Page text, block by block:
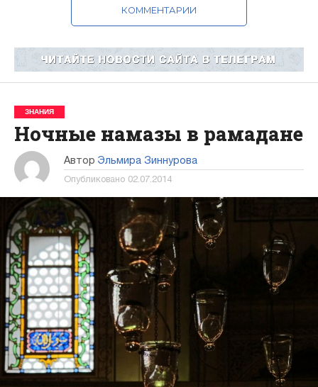
КОММЕНТАРИИ
ЗНАНИЯ
Ночные намазы в рамадане
Автор Эльмира Зиннурова
Опубликовано 02.07.2014